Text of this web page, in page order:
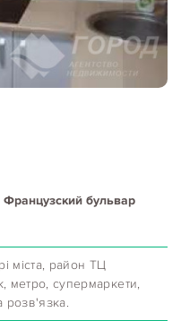
бульвар
міста, район ТЦ
метро, супермаркети,
розв'язка.